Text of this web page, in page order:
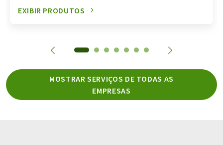
EXIBIR PRODUTOS
MOSTRAR SERVIÇOS DE TODAS AS
EMPRESAS